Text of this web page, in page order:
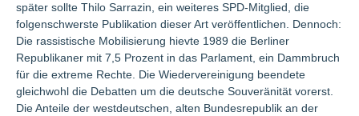
später sollte Thilo Sarrazin, ein weiteres SPD-Mitglied, die
folgenschwerste Publikation dieser Art veröffentlichen. Dennoch:
Die rassistische Mobilisierung hievte 1989 die Berliner
Republikaner mit 7,5 Prozent in das Parlament, ein Dammbruch
für die extreme Rechte. Die Wiedervereinigung beendete
gleichwohl die Debatten um die deutsche Souveränität vorerst.
Die Anteile der westdeutschen, alten Bundesrepublik an der